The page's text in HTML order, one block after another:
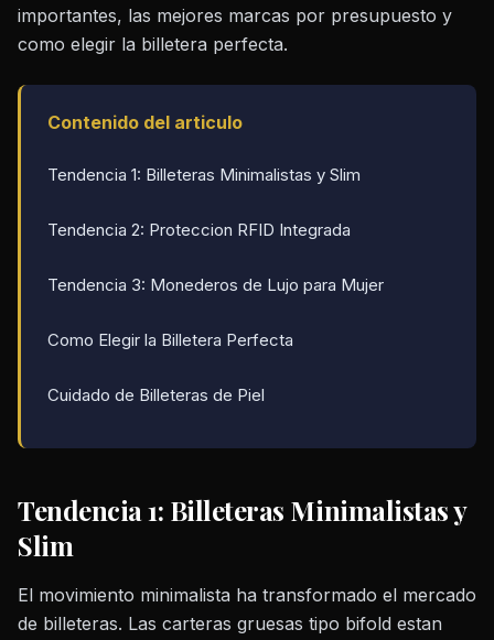
importantes, las mejores marcas por presupuesto y
como elegir la billetera perfecta.
Contenido del articulo
Tendencia 1: Billeteras Minimalistas y Slim
Tendencia 2: Proteccion RFID Integrada
Tendencia 3: Monederos de Lujo para Mujer
Como Elegir la Billetera Perfecta
Cuidado de Billeteras de Piel
Tendencia 1: Billeteras Minimalistas y
Slim
El movimiento minimalista ha transformado el mercado
de billeteras. Las carteras gruesas tipo bifold estan